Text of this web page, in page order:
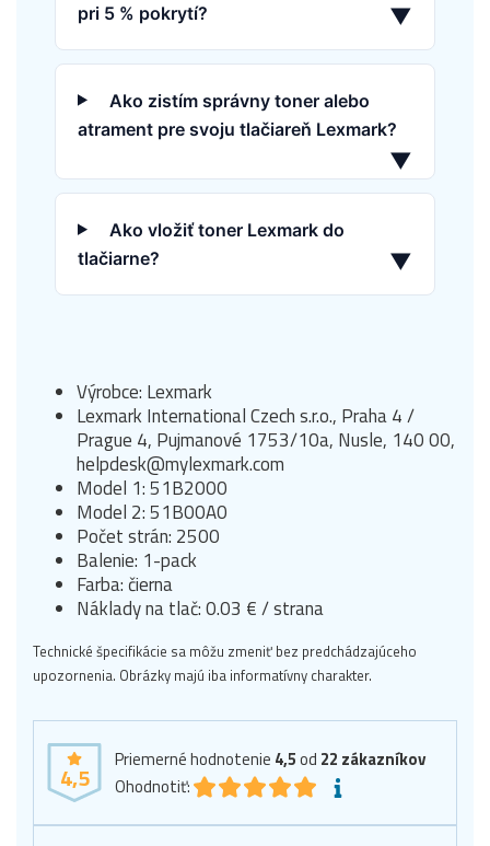
pri 5 % pokrytí?
▼
Ako zistím správny toner alebo
atrament pre svoju tlačiareň Lexmark?
▼
Ako vložiť toner Lexmark do
tlačiarne?
▼
Výrobce: Lexmark
Lexmark International Czech s.r.o., Praha 4 /
Prague 4, Pujmanové 1753/10a, Nusle, 140 00,
helpdesk@mylexmark.com
Model 1: 51B2000
Model 2: 51B00A0
Počet strán: 2500
Balenie: 1-pack
Farba: čierna
Náklady na tlač: 0.03 € / strana
Technické špecifikácie sa môžu zmeniť bez predchádzajúceho
upozornenia. Obrázky majú iba informatívny charakter.
4,5
Priemerné hodnotenie 4,5od 22 zákazníkov
Ohodnotiť: